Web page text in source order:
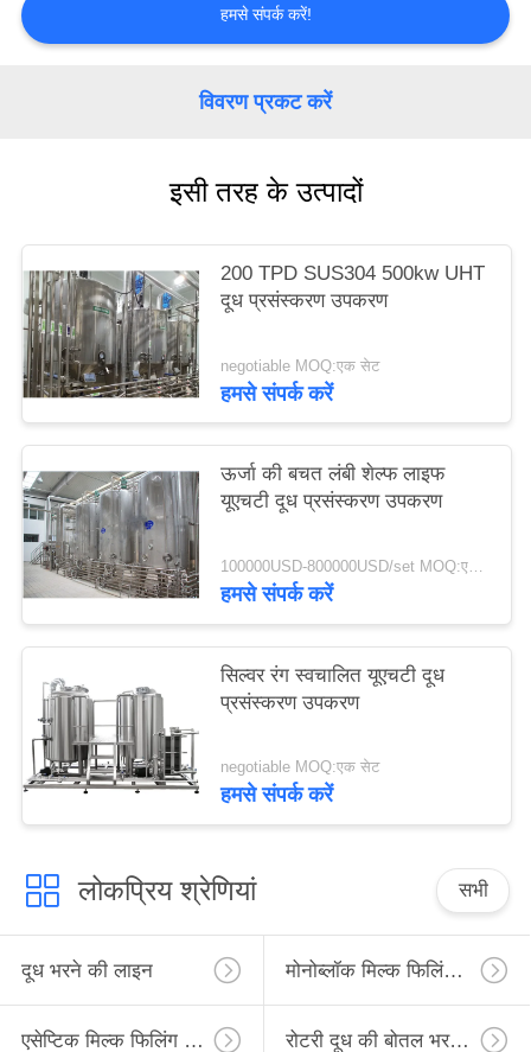
PRIVACY
POLICY
हमसे संपर्क करें!
विवरण प्रकट करें
इसी तरह के उत्पादों
200 TPD SUS304 500kw UHT
दूध प्रसंस्करण उपकरण
negotiable MOQ:एक सेट
हमसे संपर्क करें
ऊर्जा की बचत लंबी शेल्फ लाइफ
यूएचटी दूध प्रसंस्करण उपकरण
100000USD-800000USD/set MOQ:एक सेट
हमसे संपर्क करें
सिल्वर रंग स्वचालित यूएचटी दूध
प्रसंस्करण उपकरण
negotiable MOQ:एक सेट
हमसे संपर्क करें
लोकप्रिय श्रेणियां सभी
दूध भरने की लाइन मोनोब्लॉक मिल्क फिलिंग लाइन
एसेप्टिक मिल्क फिलिंग लाइन रोटरी दूध की बोतल भरने की लाइन